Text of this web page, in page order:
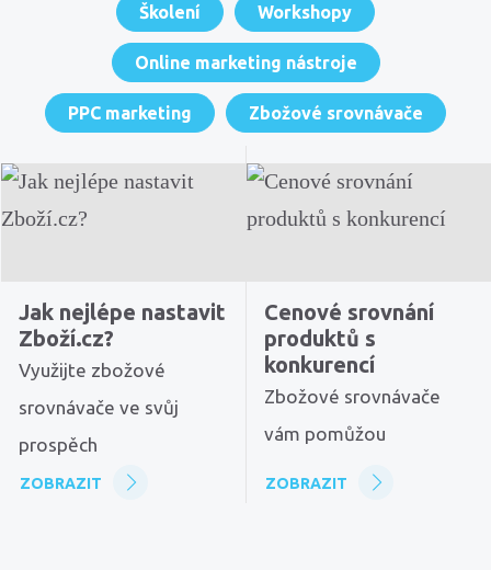
Školení Workshopy
Online marketing nástroje
PPC marketing Zbožové srovnávače
Jak nejlépe nastavit
Zboží.cz?
Využijte zbožové
srovnávače ve svůj
prospěch
ZOBRAZIT
Cenové srovnání
produktů s
konkurencí
Zbožové srovnávače
vám pomůžou
ZOBRAZIT